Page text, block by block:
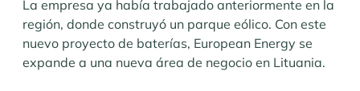
La empresa ya había trabajado anteriormente en la
región, donde construyó un parque eólico. Con este
nuevo proyecto de baterías, European Energy se
expande a una nueva área de negocio en Lituania.